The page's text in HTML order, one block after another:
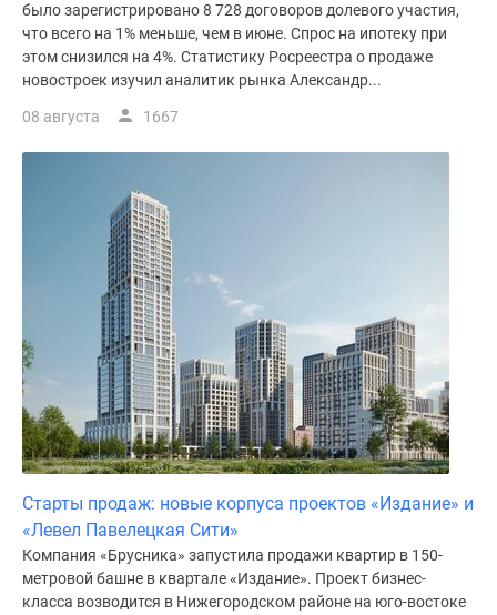
было зарегистрировано 8 728 договоров долевого участия,
что всего на 1% меньше, чем в июне. Спрос на ипотеку при
этом снизился на 4%. Статистику Росреестра о продаже
новостроек изучил аналитик рынка Александр...
08 августа 1667
Старты продаж: новые корпуса проектов «Издание» и
«Левел Павелецкая Сити»
Компания «Брусника» запустила продажи квартир в 150-
метровой башне в квартале «Издание». Проект бизнес-
класса возводится в Нижегородском районе на юго-востоке